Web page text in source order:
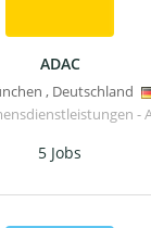
ADAC
, Deutschland
-
5 Jobs